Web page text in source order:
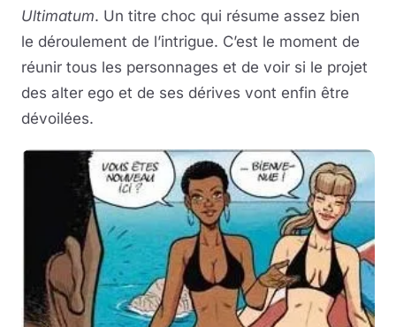
Ultimatum. Un titre choc qui résume assez bien
le déroulement de l’intrigue. C’est le moment de
réunir tous les personnages et de voir si le projet
des alter ego et de ses dérives vont enfin être
dévoilées.